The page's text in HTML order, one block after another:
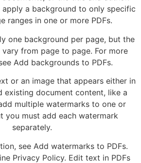
apply a background to only specific
ranges in one or more PDFs.
one background per page, but the
from page to page. For more
Add backgrounds to PDFs.
or an image that appears either in
existing document content, like a
multiple watermarks to one or
you must add each watermark
separately.
see Add watermarks to PDFs.
Privacy Policy. Edit text in PDFs